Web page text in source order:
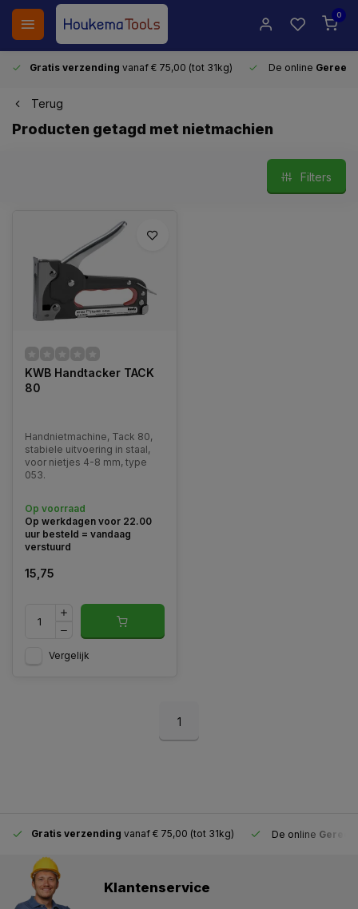
0
Gratis verzending vanaf € 75,00 (tot 31kg) De online
Terug
Producten getagd met nietmachien
Filters
KWB Handtacker TACK
80
Handnietmachine, Tack 80,
stabiele uitvoering in staal,
voor nietjes 4-8 mm, type
053.
Op voorraad
Op werkdagen voor 22.00
uur besteld = vandaag
verstuurd
15,75
Vergelijk
1
Gratis verzending vanaf € 75,00 (tot 31kg) De online
Klantenservice